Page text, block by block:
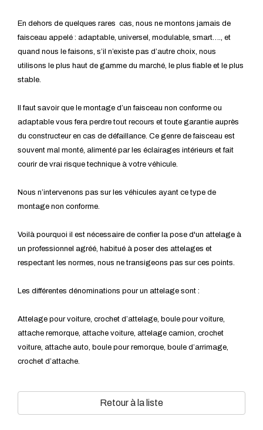
En dehors de quelques rares cas, nous ne montons jamais de
faisceau appelé : adaptable, universel, modulable, smart…., et
quand nous le faisons, s’il n’existe pas d’autre choix, nous
utilisons le plus haut de gamme du marché, le plus fiable et le plus
stable.
Il faut savoir que le montage d’un faisceau non conforme ou
adaptable vous fera perdre tout recours et toute garantie auprès
du constructeur en cas de défaillance. Ce genre de faisceau est
souvent mal monté, alimenté par les éclairages intérieurs et fait
courir de vrai risque technique à votre véhicule.
Nous n’intervenons pas sur les véhicules ayant ce type de
montage non conforme.
Voilà pourquoi il est nécessaire de confier la pose d'un attelage à
un professionnel agréé, habitué à poser des attelages et
respectant les normes, nous ne transigeons pas sur ces points.
Les différentes dénominations pour un attelage sont :
Attelage pour voiture, crochet d’attelage, boule pour voiture,
attache remorque, attache voiture, attelage camion, crochet
voiture, attache auto, boule pour remorque, boule d’arrimage,
crochet d’attache.
Retour à la liste